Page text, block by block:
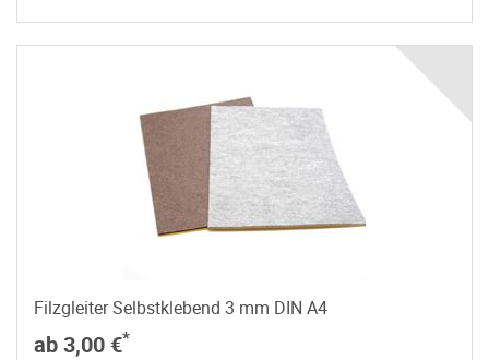
Filzgleiter Selbstklebend 3 mm DIN A4
ab 3,00 €*